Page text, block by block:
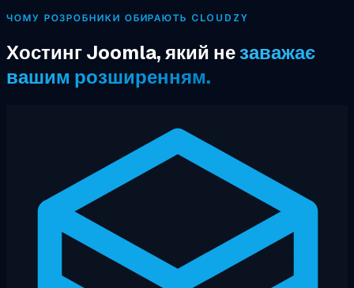
ЧОМУ РОЗРОБНИКИ ОБИРАЮТЬ CLOUDZY
Хостинг Joomla, який незаважає
вашим розширенням.